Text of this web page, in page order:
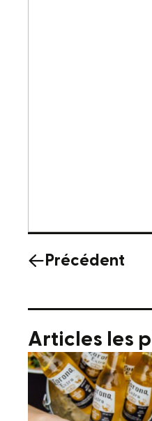
Précédent
Articles les